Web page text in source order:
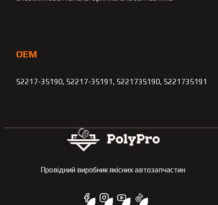
OEM
52217-35190, 52217-35191, 5221735190, 5221735191
Провідний виробник якісних автозапчастин